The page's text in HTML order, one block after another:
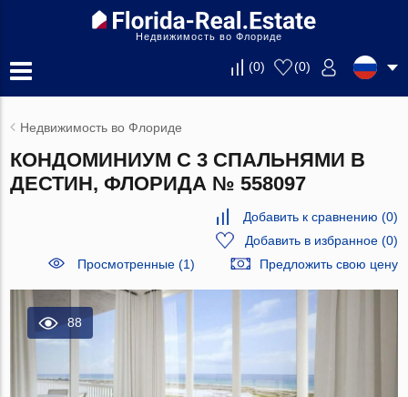
Недвижимость во Флориде
(0) (0)
Недвижимость во Флориде
КОНДОМИНИУМ С 3 СПАЛЬНЯМИ В
ДЕСТИН, ФЛОРИДА № 558097
Добавить к сравнению (0)
Добавить в избранное(0)
Просмотренные (1)
Предложить свою цену
88